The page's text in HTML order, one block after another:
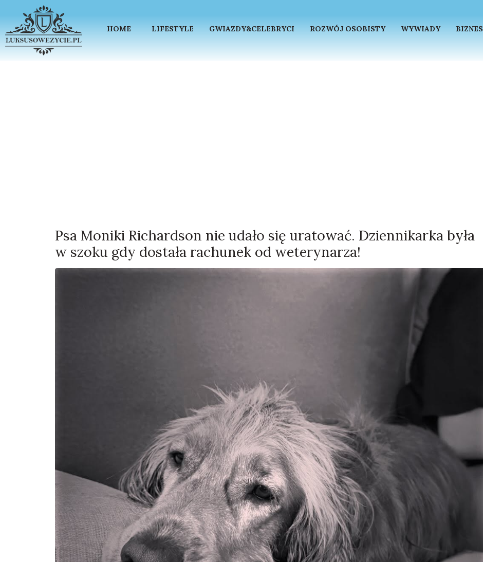
HOME LIFESTYLE GWIAZDY&CELEBRYCI ROZWÓJ OSOBISTY WYWIADY BIZNES
Psa Moniki Richardson nie udało się uratować. Dziennikarka była
w szoku gdy dostała rachunek od weterynarza!